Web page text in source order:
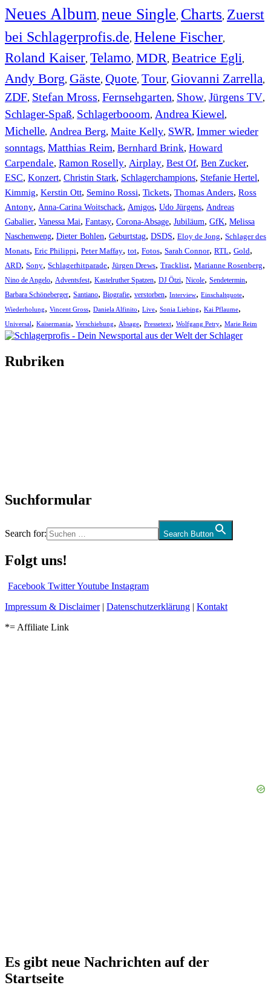
Neues Album, neue Single, Charts, Zuerst
bei Schlagerprofis.de, Helene Fischer,
Roland Kaiser, Telamo, MDR, Beatrice Egli,
Andy Borg, Gäste, Quote, Tour, Giovanni Zarrella,
ZDF, Stefan Mross, Fernsehgarten, Show, Jürgens TV,
Schlager-Spaß, Schlagerbooom, Andrea Kiewel,
Michelle, Andrea Berg, Maite Kelly, SWR, Immer wieder
sonntags, Matthias Reim, Bernhard Brink, Howard
Carpendale, Ramon Roselly, Airplay, Best Of, Ben Zucker,
ESC, Konzert, Christin Stark, Schlagerchampions, Stefanie Hertel,
Kimmig, Kerstin Ott, Semino Rossi, Tickets, Thomas Anders, Ross
Antony, Anna-Carina Woitschack, Amigos, Udo Jürgens, Andreas
Gabalier, Vanessa Mai, Fantasy, Corona-Absage, Jubiläum, GfK, Melissa
Naschenweng, Dieter Bohlen, Geburtstag, DSDS, Eloy de Jong, Schlager des
Monats, Eric Philippi, Peter Maffay, tot, Fotos, Sarah Connor, RTL, Gold,
ARD, Sony, Schlagerhitparade, Jürgen Drews, Tracklist, Marianne Rosenberg,
Nino de Angelo, Adventsfest, Kastelruther Spatzen, DJ Ötzi, Nicole, Sendetermin,
Barbara Schöneberger, Santiano, Biografie, verstorben, Interview, Einschaltquote,
Wiederholung, Vincent Gross, Daniela Alfinito, Live, Sonia Liebing, Kai Pflaume,
Universal , Kaisermania, Verschiebung, Absage, Pressetext, Wolfgang Petry, Marie Reim
Rubriken
Suchformular
Search for: Search Button
Folgt uns!
Facebook TwitterYoutube Instagram
Impressum & Disclaimer| Datenschutzerklärung | Kontakt
*= Affiliate Link
Es gibt neue Nachrichten auf der
Startseite